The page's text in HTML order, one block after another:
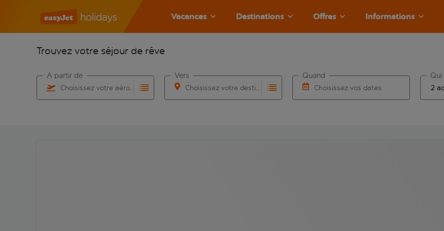
Vacances Destinations Offres Informations
Trouvez votre séjour de rêve
Choisissez votre aéroport
À partir de
Choisissez votre destination
Vers
Choisissez vos dates
Quand Qui